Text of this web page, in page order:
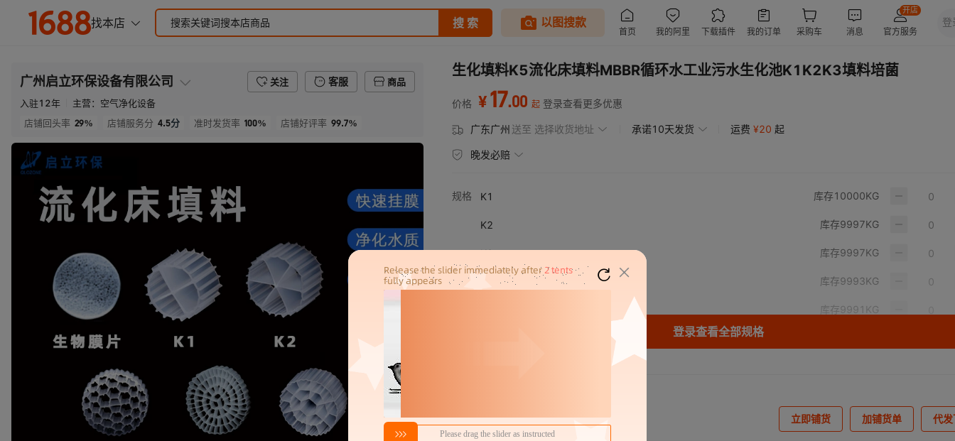
广州启立环保设备有限公司 关注 客服
商品
入驻12年 主营： 空气净化设备
店铺回头率 29% 店铺服务分 4.5分 准时发货率 100% 店铺好评率 99.7%
生化填料K5流化床填料MBBR循环水工业污水生化池K1K2K3填料培菌
价格 ¥17.00 起 登录查看更多优惠
广东广州 送至 选择收货地址 承诺10天发货 运费 ¥20 起
晚发必赔
规格 K1 库存10000KG
K2 库存9997KG
K3 库存9997KG
库存9993KG
库存9991 KG
登录查看全部规格
≥3件￥17 官方仓退货 立即铺货 加铺货单 代